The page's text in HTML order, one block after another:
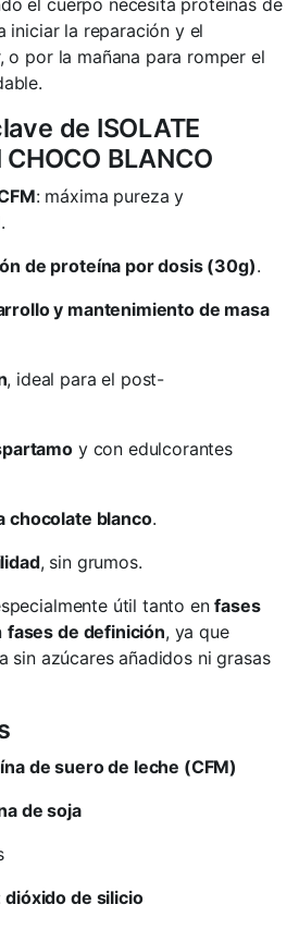
el cuerpo necesita proteínas de
iniciar la reparación y el
o por la mañana para romper el
de ISOLATE
BLANCO
: máxima pureza y
de proteína por dosis (30g).
y mantenimiento de masa
, ideal para el post-
y con edulcorantes
chocolate blanco.
, sin grumos.
útil tanto enfases
fases de definición, ya que
sin azúcares añadidos ni grasas
de suero de leche (CFM)
de soja
dióxido de silicio